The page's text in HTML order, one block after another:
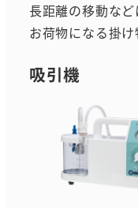
長距離の移動など
お荷物になる掛け
吸引機